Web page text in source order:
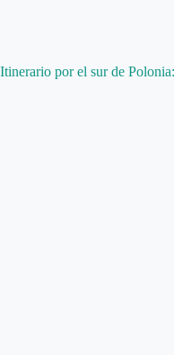
Itinerario por el sur de